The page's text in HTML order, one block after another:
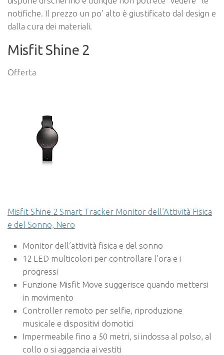
notifiche. Il prezzo un po’ alto è giustificato dal design e
dalla cura dei materiali.
Misfit Shine 2
Offerta
Misfit Shine 2 Smart Tracker Monitor dell’Attività Fisica
e del Sonno, Nero
Monitor dell’attività fisica e del sonno
12 LED multicolori per controllare l’ora e i
progressi
Funzione Misfit Move suggerisce quando mettersi
in movimento
Controller remoto per selfie, riproduzione
musicale e dispositivi domotici
Impermeabile fino a 50 metri, si indossa al polso, al
collo o si aggancia ai vestiti